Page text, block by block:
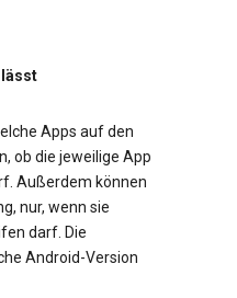
Apps auf den
ob die jeweilige App
Außerdem können
nur, wenn sie
darf. Die
Android-Version